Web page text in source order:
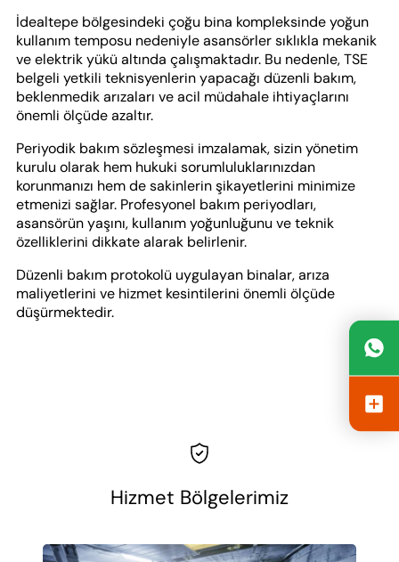
İdealtepe bölgesindeki çoğu bina kompleksinde yoğun
kullanım temposu nedeniyle asansörler sıklıkla mekanik
ve elektrik yükü altında çalışmaktadır. Bu nedenle, TSE
belgeli yetkili teknisyenlerin yapacağı düzenli bakım,
beklenmedik arızaları ve acil müdahale ihtiyaçlarını
önemli ölçüde azaltır.
Periyodik bakım sözleşmesi imzalamak, sizin yönetim
kurulu olarak hem hukuki sorumluluklarınızdan
korunmanızı hem de sakinlerin şikayetlerini minimize
etmenizi sağlar. Profesyonel bakım periyodları,
asansörün yaşını, kullanım yoğunluğunu ve teknik
özelliklerini dikkate alarak belirlenir.
Düzenli bakım protokolü uygulayan binalar, arıza
maliyetlerini ve hizmet kesintilerini önemli ölçüde
düşürmektedir.
Hizmet Bölgelerimiz